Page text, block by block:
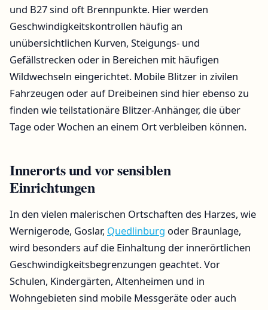
und B27 sind oft Brennpunkte. Hier werden
Geschwindigkeitskontrollen häufig an
unübersichtlichen Kurven, Steigungs- und
Gefällstrecken oder in Bereichen mit häufigen
Wildwechseln eingerichtet. Mobile Blitzer in zivilen
Fahrzeugen oder auf Dreibeinen sind hier ebenso zu
finden wie teilstationäre Blitzer-Anhänger, die über
Tage oder Wochen an einem Ort verbleiben können.
Innerorts und vor sensiblen
Einrichtungen
In den vielen malerischen Ortschaften des Harzes, wie
Wernigerode, Goslar, Quedlinburg oder Braunlage,
wird besonders auf die Einhaltung der innerörtlichen
Geschwindigkeitsbegrenzungen geachtet. Vor
Schulen, Kindergärten, Altenheimen und in
Wohngebieten sind mobile Messgeräte oder auch